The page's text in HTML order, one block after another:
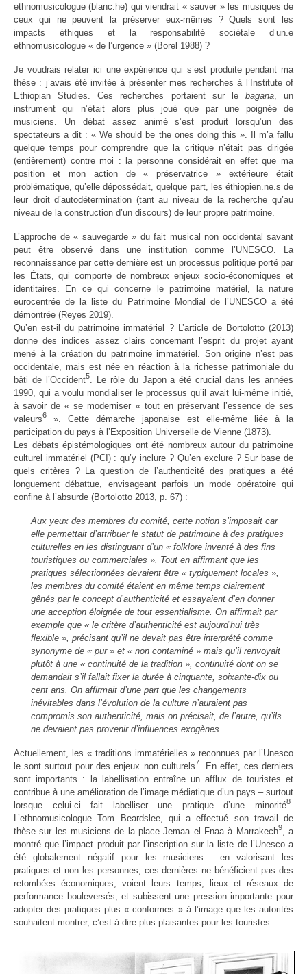
ethnomusicologue (blanc.he) qui viendrait « sauver » les musiques de
ceux qui ne peuvent la préserver eux-mêmes ? Quels sont les
impacts éthiques et la responsabilité sociétale d’un.e
ethnomusicologue « de l’urgence » (Borel 1988) ?
Je voudrais relater ici une expérience qui s’est produite pendant ma
thèse : j’avais été invitée à présenter mes recherches à l’Institute of
Ethiopian Studies. Ces recherches portaient sur le bagana, un
instrument qui n’était alors plus joué que par une poignée de
musiciens. Un débat assez animé s’est produit lorsqu’un des
spectateurs a dit : « We should be the ones doing this ». Il m’a fallu
quelque temps pour comprendre que la critique n’était pas dirigée
(entièrement) contre moi : la personne considérait en effet que ma
position et mon action de « préservatrice » extérieure était
problématique, qu’elle dépossédait, quelque part, les éthiopien.ne.s de
leur droit d’autodétermination (tant au niveau de la recherche qu’au
niveau de la construction d’un discours) de leur propre patrimoine.
L’approche de « sauvegarde » du fait musical non occidental savant
peut être observé dans une institution comme l’UNESCO. La
reconnaissance par cette dernière est un processus politique porté par
les États, qui comporte de nombreux enjeux socio-économiques et
identitaires. En ce qui concerne le patrimoine matériel, la nature
eurocentrée de la liste du Patrimoine Mondial de l’UNESCO a été
démontrée (Reyes 2019).
Qu’en est-il du patrimoine immatériel ? L’article de Bortolotto (2013)
donne des indices assez clairs concernant l’esprit du projet ayant
mené à la création du patrimoine immatériel. Son origine n’est pas
occidentale, mais est née en réaction à la richesse patrimoniale du
bâti de l’Occident5. Le rôle du Japon a été crucial dans les années
1990, qui a voulu mondialiser le processus qu’il avait lui-même initié,
à savoir de « se moderniser « tout en préservant l’essence de ses
valeurs6
». Cette démarche japonaise est elle-même liée à la
participation du pays à l’Exposition Universelle de Vienne (1873).
Les débats épistémologiques ont été nombreux autour du patrimoine
culturel immatériel (PCI) : qu’y inclure ? Qu’en exclure ? Sur base de
quels critères ? La question de l’authenticité des pratiques a été
longuement débattue, envisageant parfois un mode opératoire qui
confine à l’absurde (Bortolotto 2013, p. 67) :
Aux yeux des membres du comité, cette notion s’imposait car
elle permettait d’attribuer le statut de patrimoine à des pratiques
culturelles en les distinguant d’un « folklore inventé à des fins
touristiques ou commerciales ». Tout en affirmant que les
pratiques sélectionnées devaient être « typiquement locales »,
les membres du comité étaient en même temps clairement
gênés par le concept d’authenticité et essayaient d’en donner
une acception éloignée de tout essentialisme. On affirmait par
exemple que « le critère d’authenticité est aujourd’hui très
flexible », précisant qu’il ne devait pas être interprété comme
synonyme de « pur » et « non contaminé » mais qu’il renvoyait
plutôt à une « continuité de la tradition », continuité dont on se
demandait s’il fallait fixer la durée à cinquante, soixante-dix ou
cent ans. On affirmait d’une part que les changements
inévitables dans l’évolution de la culture n’auraient pas
compromis son authenticité, mais on précisait, de l’autre, qu’ils
ne devaient pas provenir d’influences exogènes.
Actuellement, les « traditions immatérielles » reconnues par l’Unesco
le sont surtout pour des enjeux non culturels7
. En effet, ces derniers
sont importants : la labellisation entraîne un afflux de touristes et
contribue à une amélioration de l’image médiatique d’un pays – surtout
lorsque celui-ci fait labelliser une pratique d’une minorité8
L’ethnomusicologue Tom Beardslee, qui a effectué son travail de
thèse sur les musiciens de la place Jemaa el Fnaa à Marrakech9, a
montré que l’impact produit par l’inscription sur la liste de l’Unesco a
été globalement négatif pour les musiciens : en valorisant les
pratiques et non les personnes, ces dernières ne bénéficient pas des
retombées économiques, voient leurs temps, lieux et réseaux de
performance bouleversés, et subissent une pression importante pour
adopter des pratiques plus « conformes » à l’image que les autorités
souhaitent montrer, c’est-à-dire plus plaisantes pour les touristes.